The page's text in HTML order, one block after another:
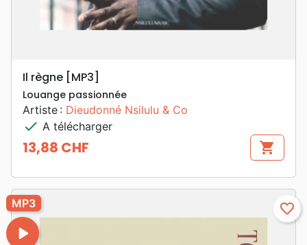
Il règne [MP3]
Louange passionnée
Artiste : Dieudonné Nsilulu & Co
check A télécharger
Prix
13,88 CHF shopping_cart
MP3
play_arrow
favorite_border